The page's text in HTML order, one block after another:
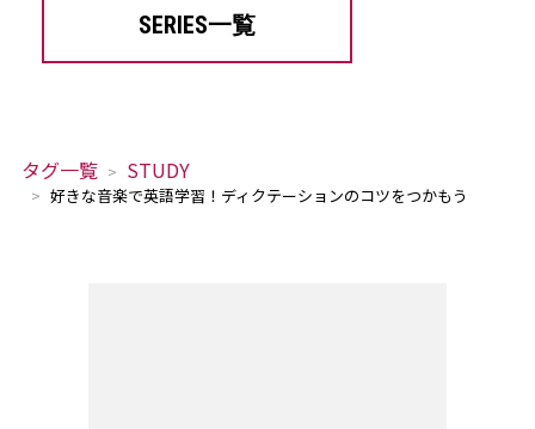
SERIES一覧
タグ一覧 STUDY
好きな音楽で英語学習！ディクテーションのコツをつかもう